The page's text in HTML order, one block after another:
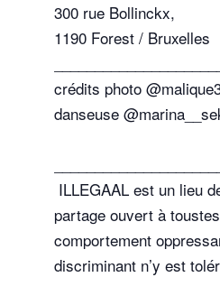
300 rue Bollinckx,
1190 Forest / Bruxelles
crédits photo
danseuse
ILLEGAAL est un lieu
partage ouvert à
comportement
discriminant n’y est